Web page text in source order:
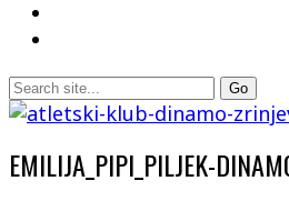
EMILIJA_PIPI_PILJEK-